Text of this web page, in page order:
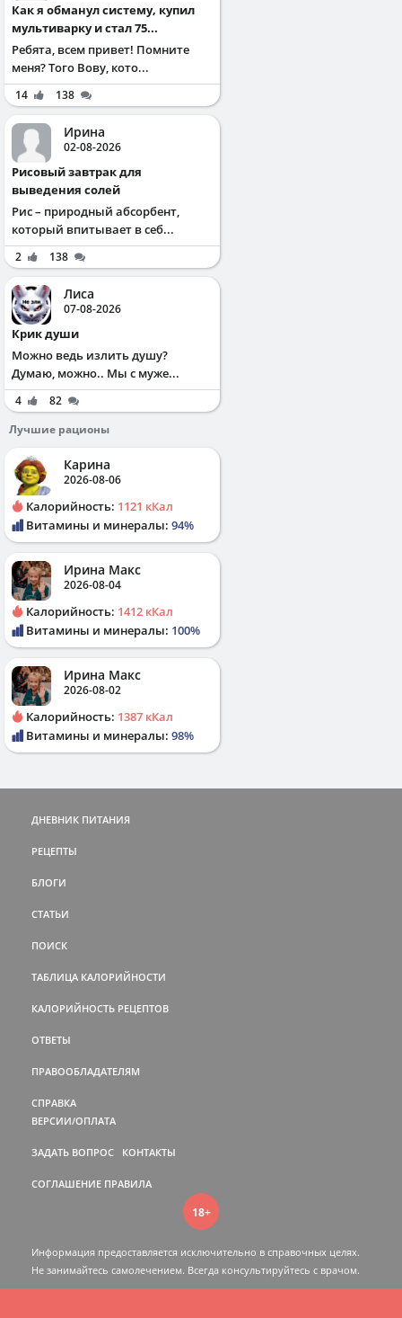
Как я обманул систему, купил
мультиварку и стал 75...
Ребята, всем привет! Помните
меня? Того Вову, кото...
14 138
Ирина
02-08-2026
Рисовый завтрак для
выведения солей
Рис – природный абсорбент,
который впитывает в себ...
2 138
Лиса
07-08-2026
Крик души
Можно ведь излить душу?
Думаю, можно.. Мы с муже...
4
82
Лучшие рационы
Карина
2026-08-06
Калорийность: 1121 кКал
Витамины и минералы: 94%
Ирина Макс
2026-08-04
Калорийность: 1412 кКал
Витамины и минералы: 100%
Ирина Макс
2026-08-02
Калорийность: 1387 кКал
Витамины и минералы: 98%
ДНЕВНИК ПИТАНИЯ
РЕЦЕПТЫ
БЛОГИ
СТАТЬИ
ПОИСК
ТАБЛИЦА КАЛОРИЙНОСТИ
КАЛОРИЙНОСТЬ РЕЦЕПТОВ
ОТВЕТЫ
ПРАВООБЛАДАТЕЛЯМ
СПРАВКА
ВЕРСИИ/ОПЛАТА
ЗАДАТЬ ВОПРОС КОНТАКТЫ
СОГЛАШЕНИЕ ПРАВИЛА
18+
Информация предоставляется исключительно в справочных целях.
Не занимайтесь самолечением. Всегда консультируйтесь c врачом.